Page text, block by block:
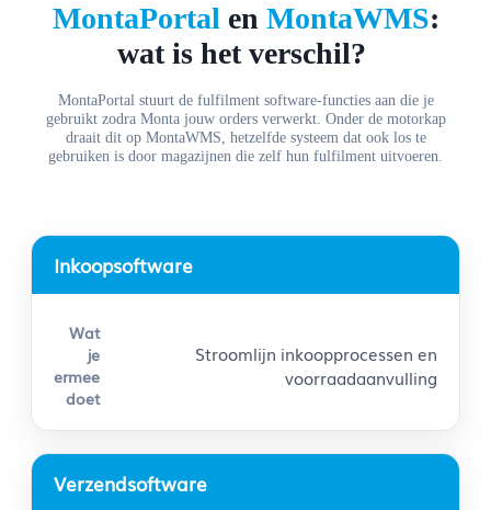
MontaPortal en MontaWMS:
wat is het verschil?
MontaPortal stuurt de fulfilment software-functies aan die je
gebruikt zodra Monta jouw orders verwerkt. Onder de motorkap
draait dit op MontaWMS, hetzelfde systeem dat ook los te
gebruiken is door magazijnen die zelf hun fulfilment uitvoeren.
Inkoopsoftware
Stroomlijn inkoopprocessen en
voorraadaanvulling
Verzendsoftware